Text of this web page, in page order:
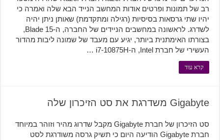
רב של תמונות ופרטים אודות המחשב הנייד הבא שלה ואמרה כי
יהיו שתי גרסאות בסיסיות (רגילה ומתקדמת) שאותן ניתן יהיה
לשדרג. לראשונה במחשבים הניידים של החברה, ה-Blade 15,
בצורתו האימתנית ביותר, יגיע עם מעבד של שמונה ליבות מהדור
העשירי של חברת Intel, ה-i7-10875H …
קרא עוד
Gigabyte משדרגת את סט הזיכרון שלה
סט הזיכרון של חברת Gigabyte מקבל שדרוג מהיר וזוהר במיוחד
חברת Gigabyte הודיעה היום כי תשיק גרסה משודרגת לסט